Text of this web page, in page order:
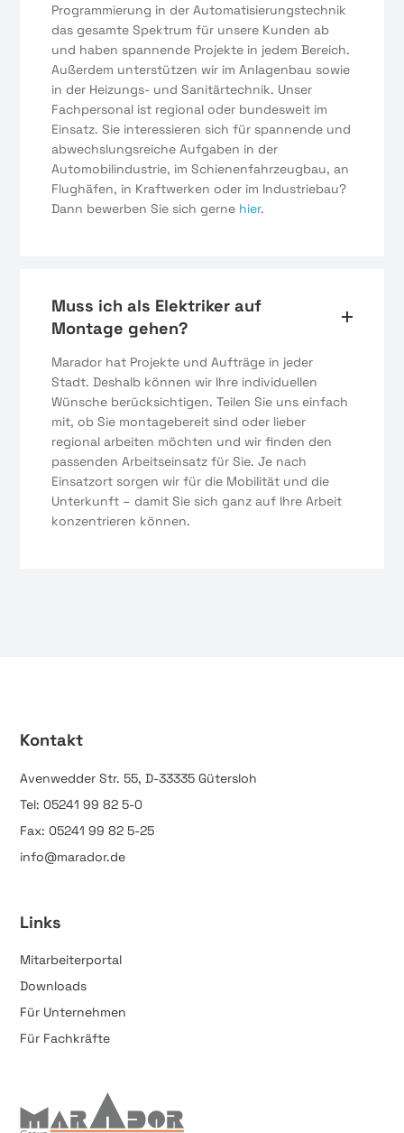
Programmierung in der Automatisierungstechnik
das gesamte Spektrum für unsere Kunden ab
und haben spannende Projekte in jedem Bereich.
Außerdem unterstützen wir im Anlagenbau sowie
in der Heizungs- und Sanitärtechnik. Unser
Fachpersonal ist regional oder bundesweit im
Einsatz. Sie interessieren sich für spannende und
abwechslungsreiche Aufgaben in der
Automobilindustrie, im Schienenfahrzeugbau, an
Flughäfen, in Kraftwerken oder im Industriebau?
Dann bewerben Sie sich gerne hier.
Muss ich als Elektriker auf
Montage gehen?
Marador hat Projekte und Aufträge in jeder
Stadt. Deshalb können wir Ihre individuellen
Wünsche berücksichtigen. Teilen Sie uns einfach
mit, ob Sie montagebereit sind oder lieber
regional arbeiten möchten und wir finden den
passenden Arbeitseinsatz für Sie. Je nach
Einsatzort sorgen wir für die Mobilität und die
Unterkunft – damit Sie sich ganz auf Ihre Arbeit
konzentrieren können.
Kontakt
Avenwedder Str. 55, D-33335 Gütersloh
Tel: 05241 99 82 5-0
Fax: 05241 99 82 5-25
info@marador.de
Links
Mitarbeiterportal
Downloads
Für Unternehmen
Für Fachkräfte